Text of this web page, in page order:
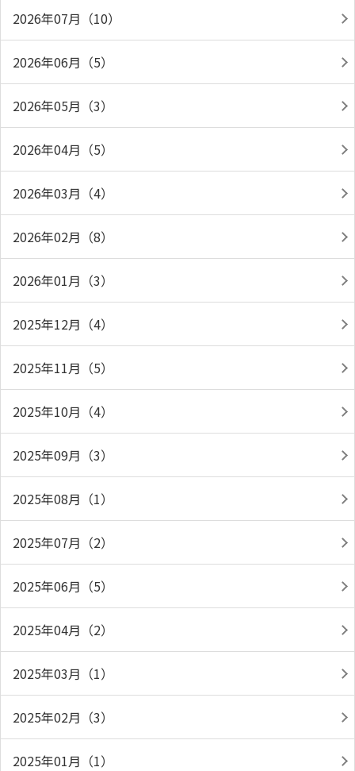
2026年07月（10）
2026年06月（5）
2026年05月（3）
2026年04月（5）
2026年03月（4）
2026年02月（8）
2026年01月（3）
2025年12月（4）
2025年11月（5）
2025年10月（4）
2025年09月（3）
2025年08月（1）
2025年07月（2）
2025年06月（5）
2025年04月（2）
2025年03月（1）
2025年02月（3）
2025年01月（1）